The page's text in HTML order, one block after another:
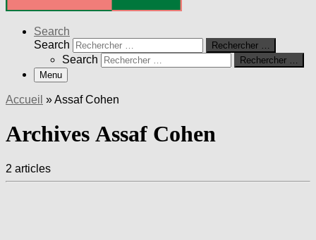
Search
Search
Rechercher …
Search
Rechercher …
Menu
Accueil »Assaf Cohen
Archives Assaf Cohen
2 articles